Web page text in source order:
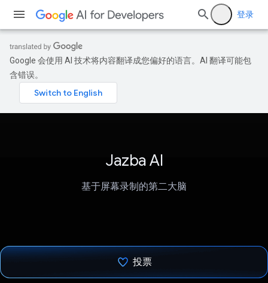
登录
Google 会使用 AI 技术将内容翻译成您偏好的语言。AI 翻译可能包
含错误。
Jazba AI
基于屏幕录制的第二大脑
投票